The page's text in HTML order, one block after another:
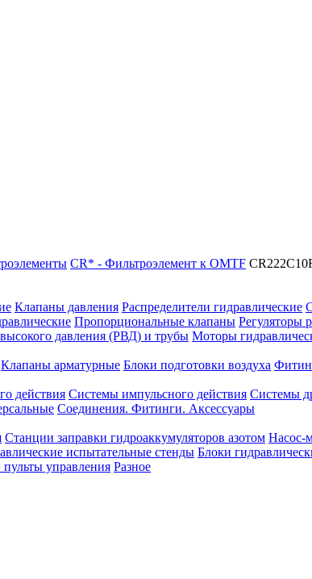
CR* - Фильтроэлемент к OMTF
Клапаны давления Распределители гидравлические
Пропорциональные клапаны Регуляторы
давления (РВД) и трубы Моторы
Клапаны арматурные Блоки подготовки воздуха
действия Системы импульсного действия Системы
Соединения. Фитинги. Аксессуары
Станции заправки гидроаккумуляторов азотом Насос-
испытательные стенды Блоки
управления Разное